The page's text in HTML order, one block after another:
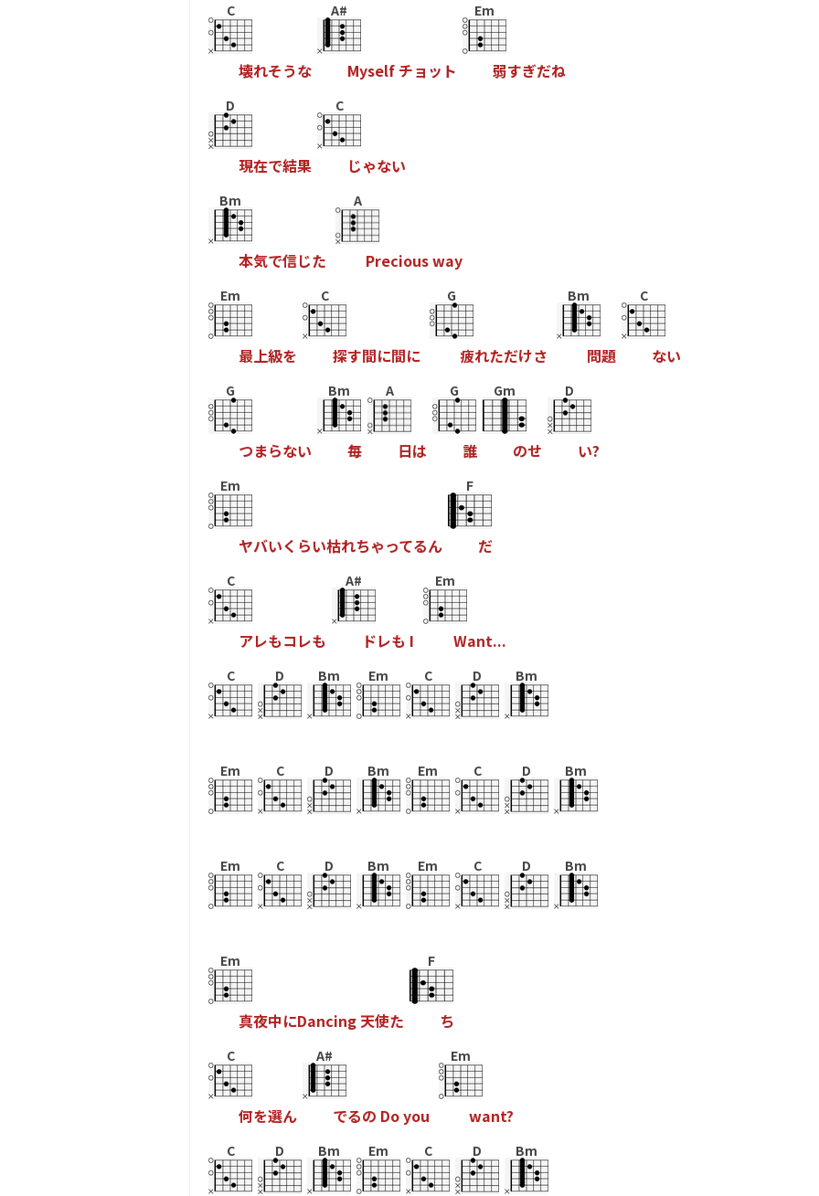
C
壊れそうな
A#
Myself チョ ッ ト
Em
弱すぎだね
D
現在で結果
C
じゃない
Bm
本気で信じた
A
Preciousway
Em
最上級を
C
探す間に間に
G
疲れただけさ
Bm
問題
C
ない
G
つまらない
Bm
毎
A
日は
G
誰
Gm
のせ
D
い?
Em
ヤバいく らい枯れちゃってるん
F
だ
C
アレもコ レも
A#
ドレも I
Em
Want...
C D Bm Em C D Bm
Em C D Bm Em C D Bm
Em C D Bm Em C D Bm
Em
真夜中にDancing天使た
F
ち
C
何を選ん
A#
でるの Doyou
Em
want?
C D Bm Em C D Bm